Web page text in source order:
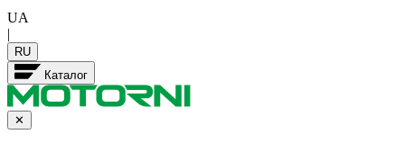
UA
|
RU
Каталог
✕